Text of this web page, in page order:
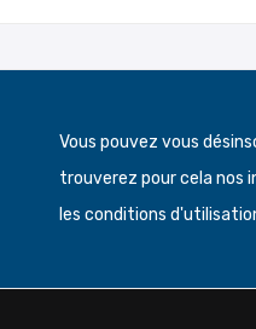
Vous pouvez vous
trouverez pour cela nos
les conditions